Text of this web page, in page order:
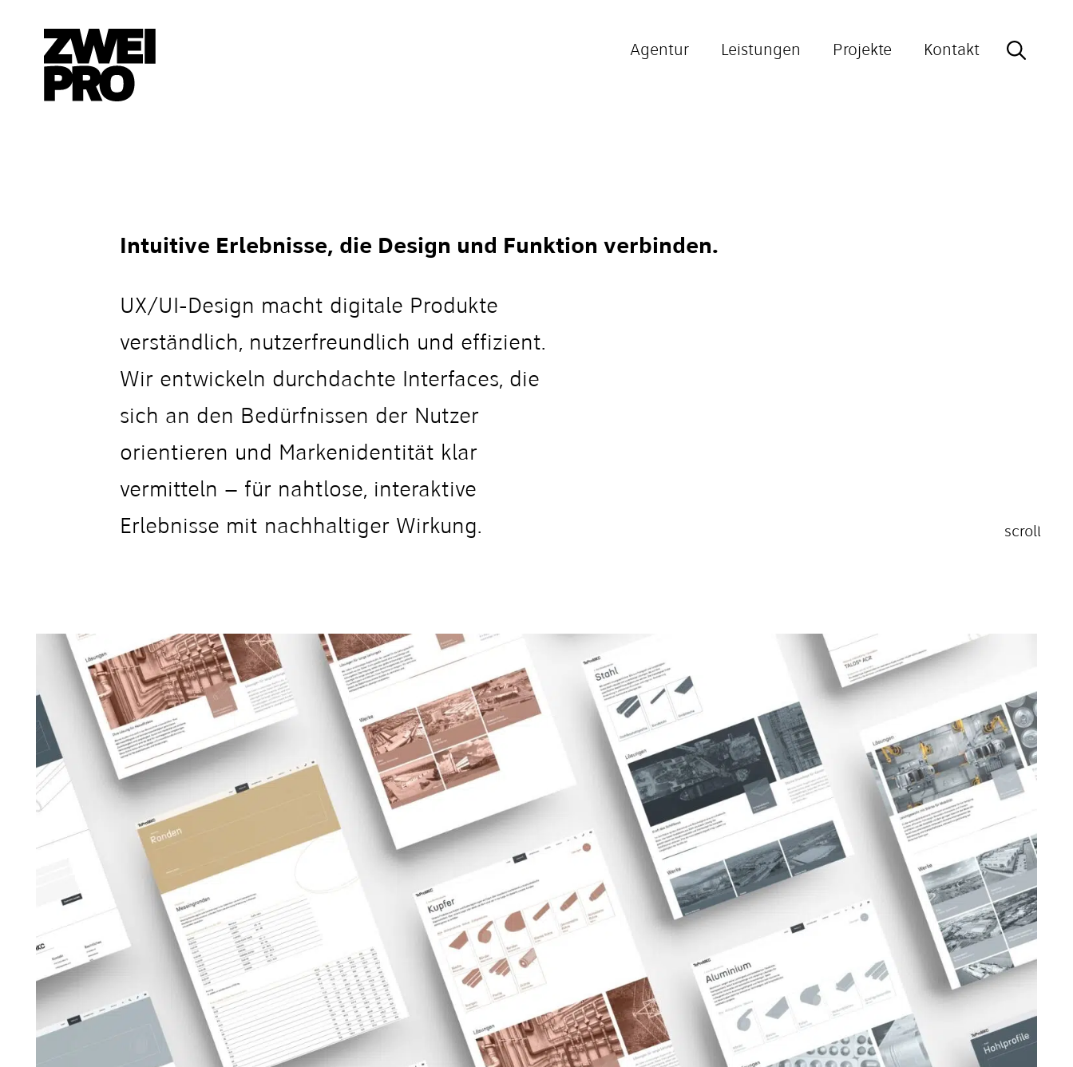
Agentur Leistungen Projekte
Kontakt
Intuitive Erlebnisse, die Design und Funktion verbinden.
UX/UI-Design macht digitale Produkte
verständlich, nutzerfreundlich und effizient.
Wir entwickeln durchdachte Interfaces, die
sich an den Bedürfnissen der Nutzer
orientieren und Markenidentität klar
vermitteln – für nahtlose, interaktive
Erlebnisse mit nachhaltiger Wirkung.